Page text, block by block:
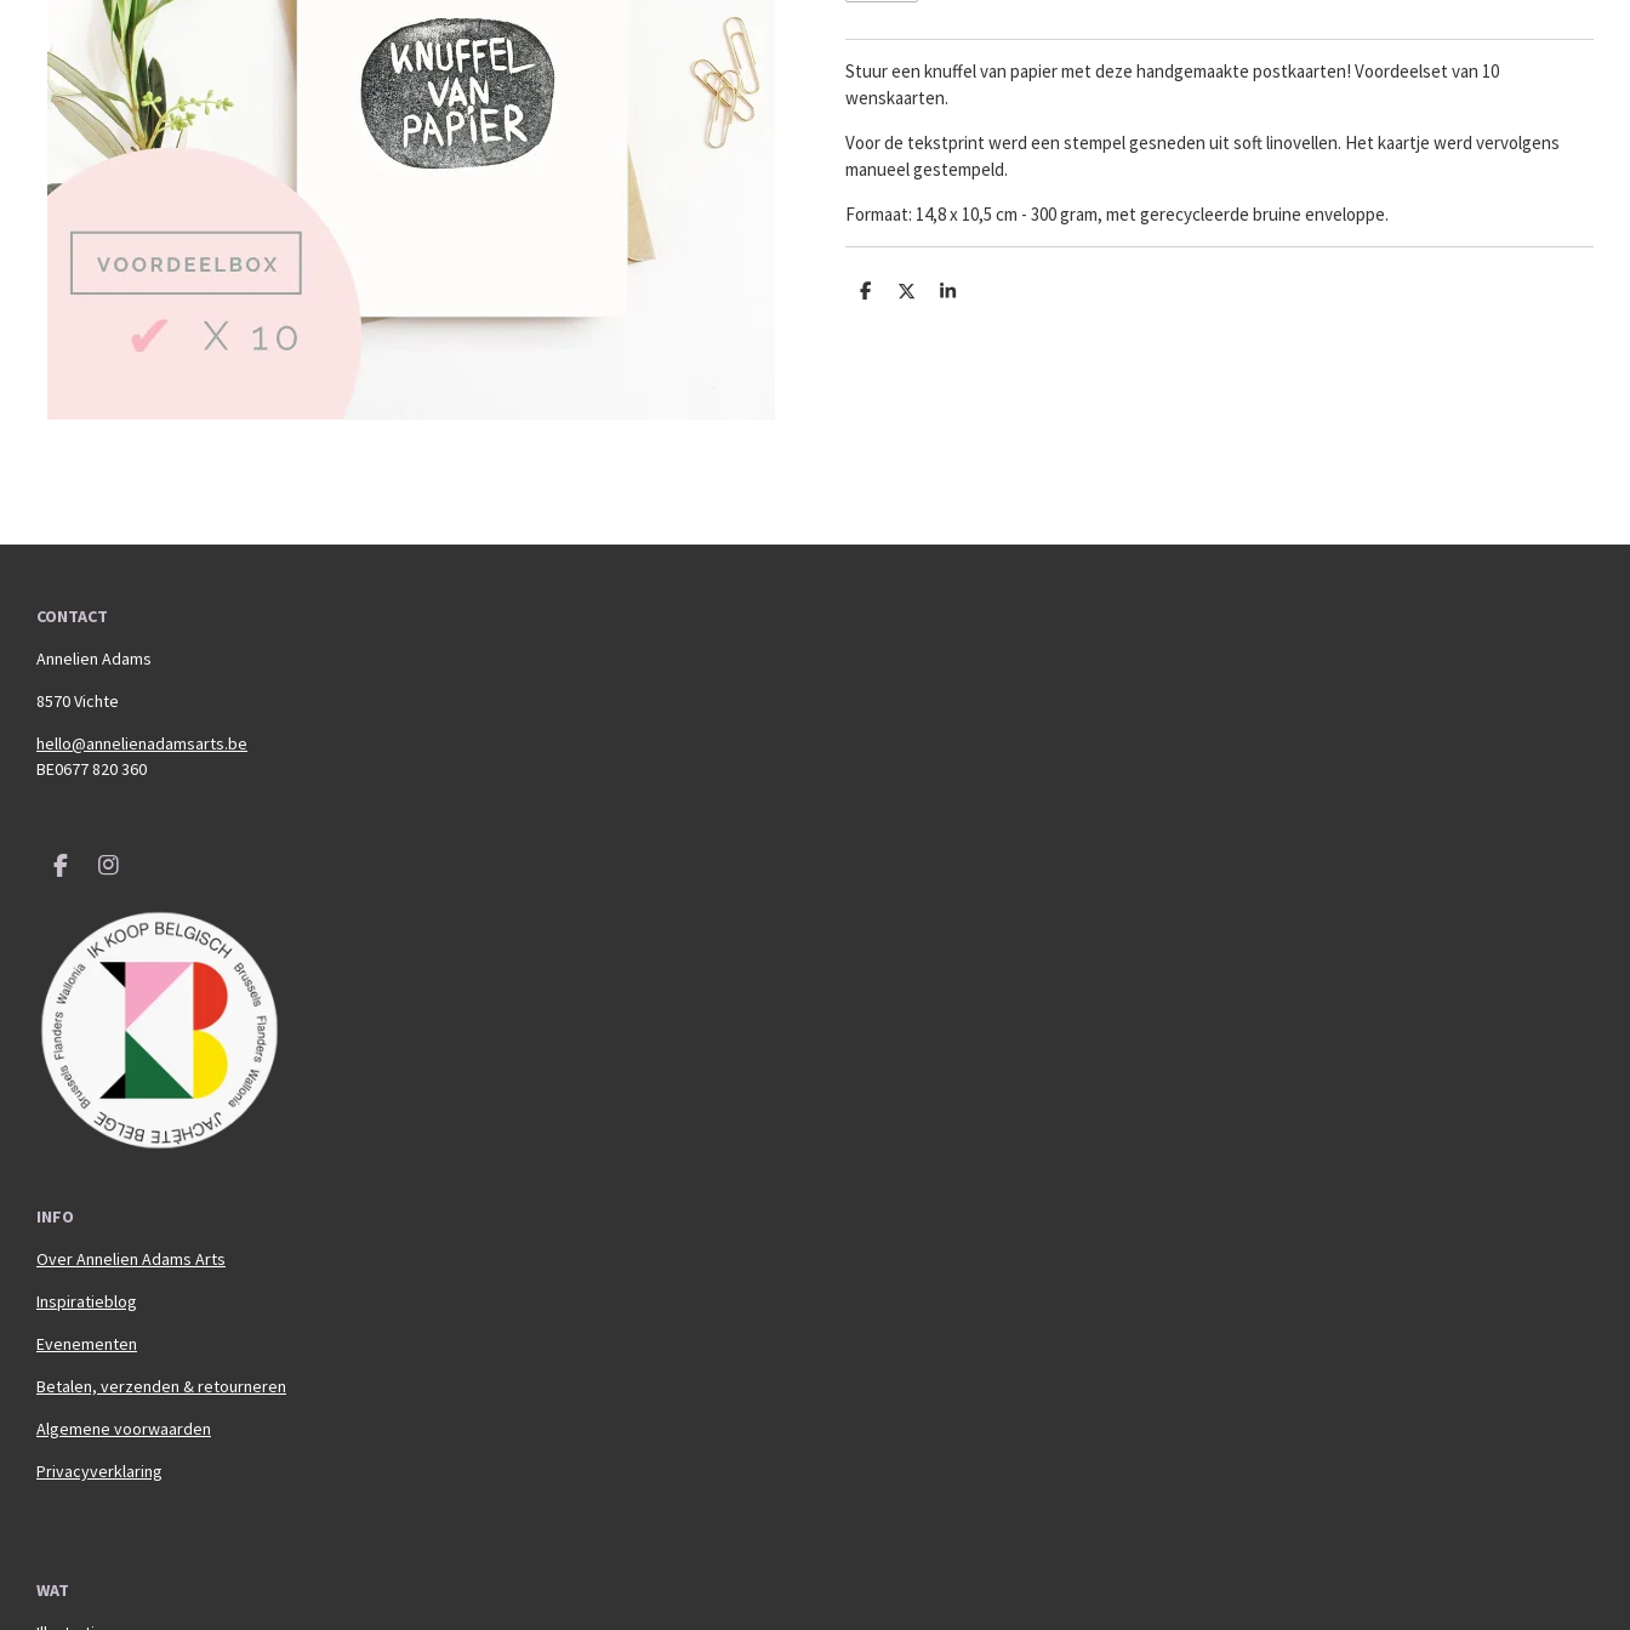
Stuur een knuffel van papier met deze handgemaakte postkaarten! Voordeelset van 10
wenskaarten.
Voor de tekstprint werd een stempel gesneden uit soft linovellen. Het kaartje werd vervolgens
manueel gestempeld.
Formaat: 14,8 x 10,5 cm - 300 gram, met gerecycleerde bruine enveloppe.
D
D
S
CONTACT
Annelien Adams
8570 Vichte
hello@annelienadamsarts.be
BE0677 820 360
F
b
o
o
k
I
s
t
a
g
INFO
Over Annelien Adams Arts
Inspiratieblog
Evenementen
Betalen, verzenden & retourneren
Algemene voorwaarden
Privacyverklaring
WAT